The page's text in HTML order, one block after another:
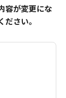
容が変更にな
さい。